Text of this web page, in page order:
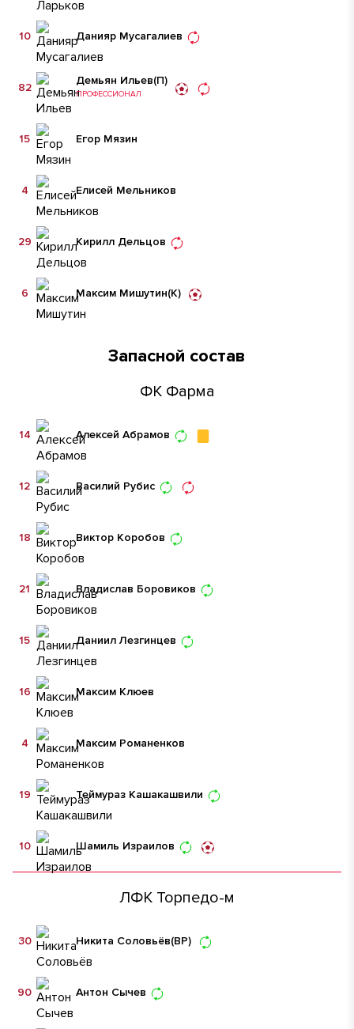
Данияр Мусагалиев
10
Демьян Ильев(П)
ПРОФЕССИОНАЛ
82
Егор Мязин
15
Елисей Мельников
4
Кирилл Дельцов
29
Максим Мишутин(К)
6
Запасной состав
ФК Фарма
Алексей Абрамов
14
Василий Рубис
12
Виктор Коробов
18
Владислав Боровиков
21
Даниил Лезгинцев
15
Максим Клюев
16
Максим Романенков
4
Теймураз Кашакашвили
19
Шамиль Израилов
10
ЛФК Торпедо-м
Никита Соловьёв(ВР)
30
Антон Сычев
90